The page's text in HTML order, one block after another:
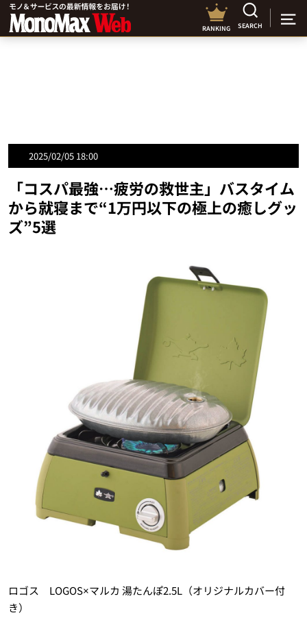
RANKING SEARCH
2025/02/05 18:00
「コスパ最強…疲労の救世主」バスタイム
から就寝まで“1万円以下の極上の癒しグッ
ズ”5選
ロゴス LOGOS×マルカ 湯たんぽ2.5L（オリジナルカバー付
き）